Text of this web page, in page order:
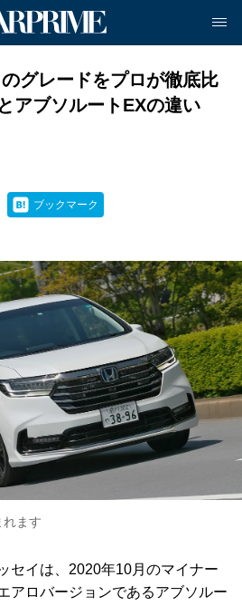
グレードをプロが徹底比
アブソルートEXの違い
ブックマーク
ます
イは、2020年10月のマイナー
アロバージョンであるアブソルー